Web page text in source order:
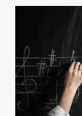
a
r
c
h